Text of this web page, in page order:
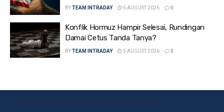
BY TEAM INTRADAY 6 AUGUST 2026 0
Konflik Hormuz Hampir Selesai, Rundingan
Damai Cetus Tanda Tanya?
BYTEAM INTRADAY 5 AUGUST 2026 0